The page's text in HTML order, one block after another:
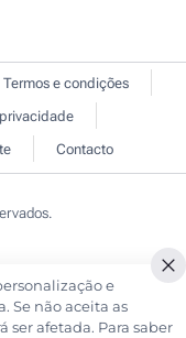
Termos e condições
Contacto
e
Se não aceita as
ser afetada. Para saber